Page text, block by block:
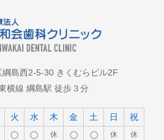
綱島西2-5-30 きくむらビル2F
横線 綱島駅 徒歩３分
火 水 木 金 土 日 祝
◯ ◯ 休 ◯ ◯ 休
休